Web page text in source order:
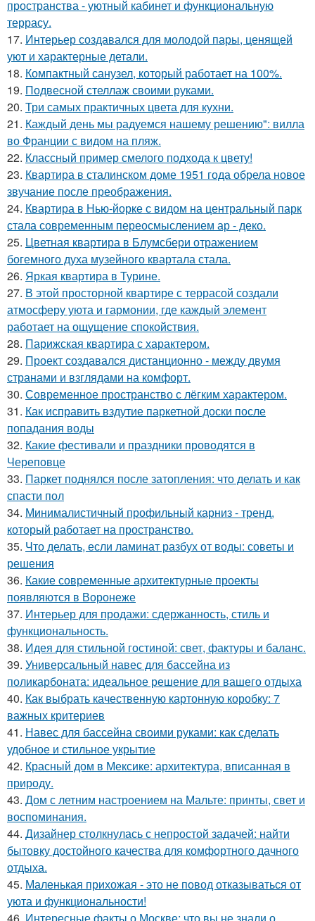
пространства - уютный кабинет и функциональную
террасу.
17. Интерьер создавался для молодой пары, ценящей
уют и характерные детали.
18. Компактный санузел, который работает на 100%.
19. Подвесной стеллаж своими руками.
20. Три самых практичных цвета для кухни.
21. Каждый день мы радуемся нашему решению": вилла
во Франции с видом на пляж.
22. Классный пример смелого подхода к цвету!
23. Квартира в сталинском доме 1951 года обрела новое
звучание после преображения.
24. Квартира в Нью-йорке с видом на центральный парк
стала современным переосмыслением ар - деко.
25. Цветная квартира в Блумсбери отражением
богемного духа музейного квартала стала.
26. Яркая квартира в Турине.
27. В этой просторной квартире с террасой создали
атмосферу уюта и гармонии, где каждый элемент
работает на ощущение спокойствия.
28. Парижская квартира с характером.
29. Проект создавался дистанционно - между двумя
странами и взглядами на комфорт.
30. Современное пространство с лёгким характером.
31. Как исправить вздутие паркетной доски после
попадания воды
32. Какие фестивали и праздники проводятся в
Череповце
33. Паркет поднялся после затопления: что делать и как
спасти пол
34. Минималистичный профильный карниз - тренд,
который работает на пространство.
35. Что делать, если ламинат разбух от воды: советы и
решения
36. Какие современные архитектурные проекты
появляются в Воронеже
37. Интерьер для продажи: сдержанность, стиль и
функциональность.
38. Идея для стильной гостиной: свет, фактуры и баланс.
39. Универсальный навес для бассейна из
поликарбоната: идеальное решение для вашего отдыха
40. Как выбрать качественную картонную коробку: 7
важных критериев
41. Навес для бассейна своими руками: как сделать
удобное и стильное укрытие
42. Красный дом в Мексике: архитектура, вписанная в
природу.
43. Дом с летним настроением на Мальте: принты, свет и
воспоминания.
44. Дизайнер столкнулась с непростой задачей: найти
бытовку достойного качества для комфортного дачного
отдыха.
45. Маленькая прихожая - это не повод отказываться от
уюта и функциональности!